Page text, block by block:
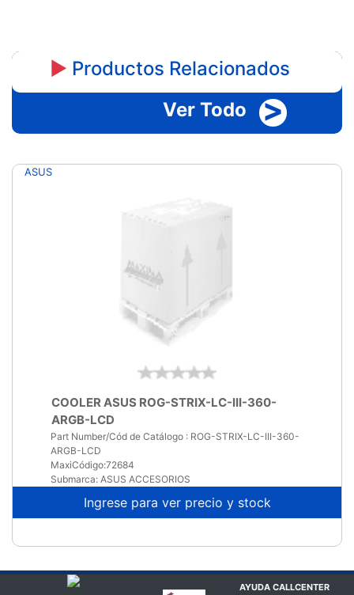
► Productos Relacionados
Ver Todo
>
ASUS
Part Number/Cód de Catálogo : ROG-STRIX-LC-III-360-
ARGB-LCD
MaxiCódigo:72684
Submarca: ASUS ACCESORIOS
Ingrese para ver precio y stock
AYUDA CALLCENTER